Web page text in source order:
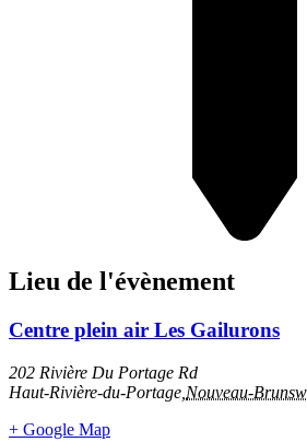
Lieu de l'évènement
Centre plein air Les Gailurons
202 Rivière Du Portage Rd
Haut-Rivière-du-Portage Nouveau-
+ Google Map